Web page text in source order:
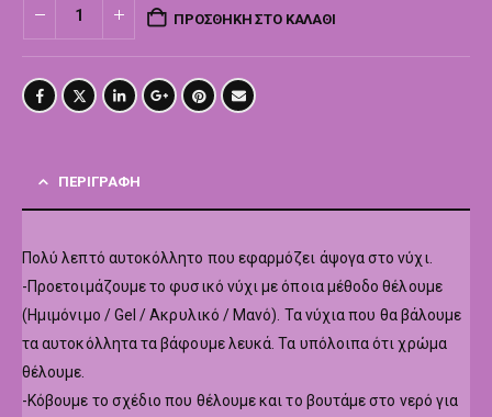
ΠΡΟΣΘΉΚΗ ΣΤΟ ΚΑΛΆΘΙ
ΠΕΡΙΓΡΑΦΉ
Πολύ λεπτό αυτοκόλλητο που εφαρμόζει άψογα στο νύχι.
-Προετοιμάζουμε το φυσικό νύχι με όποια μέθοδο θέλουμε
(Ημιμόνιμο / Gel / Ακρυλικό / Μανό). Τα νύχια που θα βάλουμε
τα αυτοκόλλητα τα βάφουμε λευκά. Τα υπόλοιπα ότι χρώμα
θέλουμε.
-Κόβουμε το σχέδιο που θέλουμε και το βουτάμε στο νερό για